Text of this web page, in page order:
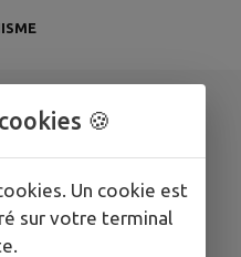
🍪
Un cookie est
sur votre terminal